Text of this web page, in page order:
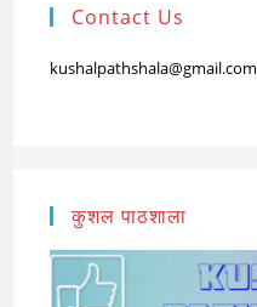
Contact Us
kushalpathshala@gmail.com
कुशल पाठशाला